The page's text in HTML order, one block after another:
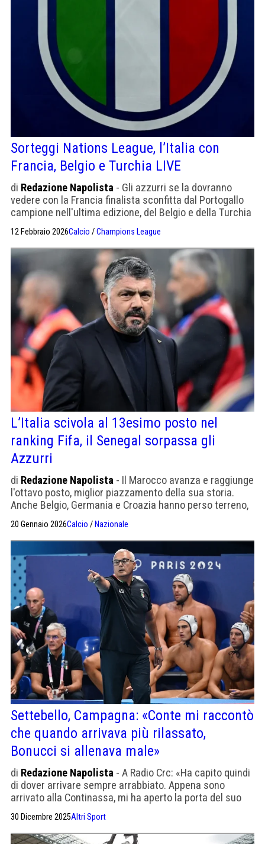
Sorteggi Nations League, l’Italia con
Francia, Belgio e Turchia LIVE
di Redazione Napolista - Gli azzurri se la dovranno
vedere con la Francia finalista sconfitta dal Portogallo
campione nell'ultima edizione, del Belgio e della Turchia
12 Febbraio 2026Calcio /Champions League
L’Italia scivola al 13esimo posto nel
ranking Fifa, il Senegal sorpassa gli
Azzurri
di Redazione Napolista - Il Marocco avanza e raggiunge
l'ottavo posto, miglior piazzamento della sua storia.
Anche Belgio, Germania e Croazia hanno perso terreno,
20 Gennaio 2026Calcio / Nazionale
Settebello, Campagna: «Conte mi raccontò
che quando arrivava più rilassato,
Bonucci si allenava male»
di Redazione Napolista - A Radio Crc: «Ha capito quindi
di dover arrivare sempre arrabbiato. Appena sono
arrivato alla Continassa, mi ha aperto la porta del suo
30 Dicembre 2025Altri Sport